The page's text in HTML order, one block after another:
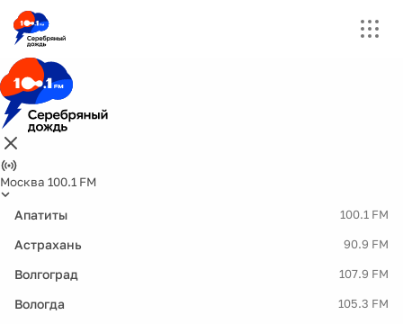
Москва 100.1 FM
Апатиты 100.1 FM
Астрахань 90.9 FM
Волгоград 107.9 FM
Вологда 105.3 FM